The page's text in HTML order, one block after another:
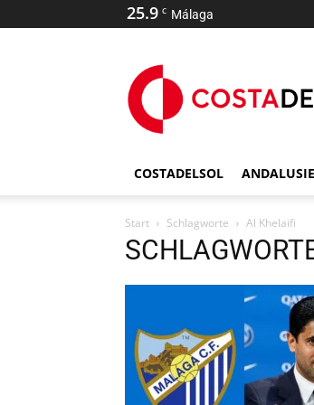
25.9 C Málaga
COSTADELSOL
Start Schlagworte Al Khelaifi